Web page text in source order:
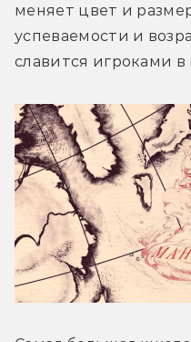
меняет цвет и
успеваемости и
славится игроками